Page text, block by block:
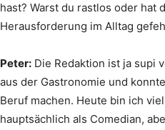
hast? Warst du rastlos oder hat
Herausforderung im Alltag
Peter: Die Redaktion ist ja supi
aus der Gastronomie und
Beruf machen. Heute bin ich
hauptsächlich als Comedian,